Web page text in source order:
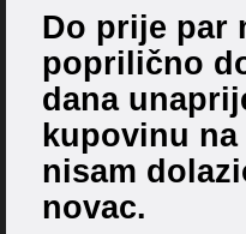
Do prije par
poprilično
dana
kupovinu
nisam
novac.